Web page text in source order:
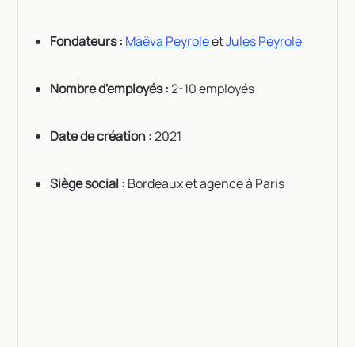
Fondateurs : Maëva PeyroleetJules Peyrole
Nombre d'employés :2-10 employés
Date de création :2021
Siège social : Bordeaux et agence à Paris